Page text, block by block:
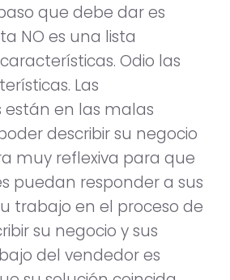
que debe dar es
NO es una lista
Odio las
Las
en las malas
describir su negocio
muy reflexiva para que
puedan responder a sus
trabajo en el proceso de
su negocio y sus
del vendedor es